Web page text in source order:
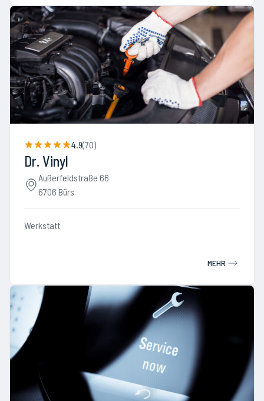
4.9(70)
Dr. Vinyl
Außerfeldstraße 66
6706 Bürs
Werkstatt
MEHR